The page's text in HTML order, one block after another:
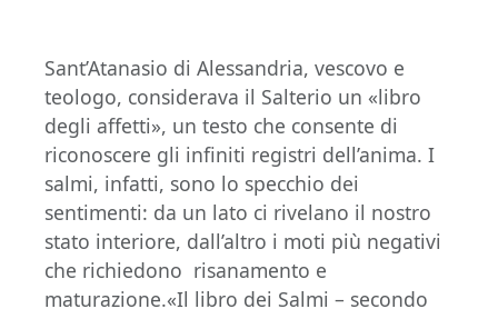
Sant’Atanasio di Alessandria, vescovo e
teologo, considerava il Salterio un «libro
degli affetti», un testo che consente di
riconoscere gli infiniti registri dell’anima. I
salmi, infatti, sono lo specchio dei
sentimenti: da un lato ci rivelano il nostro
stato interiore, dall’altro i moti più negativi
che richiedono risanamento e
maturazione.«Il libro dei Salmi – secondo